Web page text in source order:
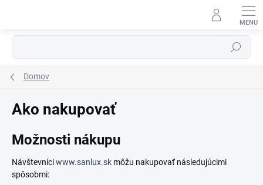
Hľadať
Domov
Ako nakupovať
Možnosti nákupu
Návštevníciwww.sanlux.sk môžu nakupovať následujúcimi
spôsobmi: